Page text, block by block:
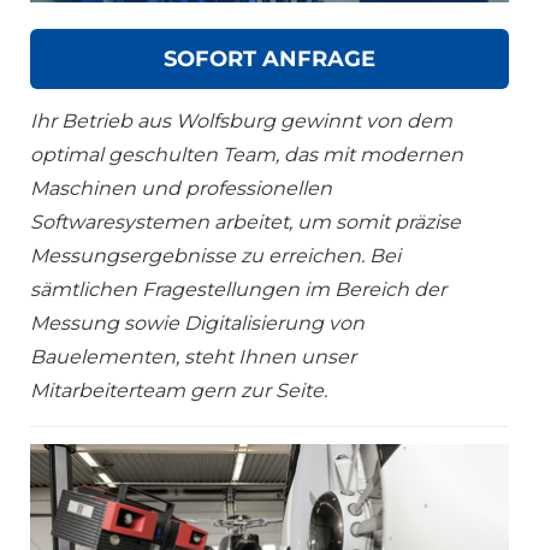
SOFORT ANFRAGE
Ihr Betrieb aus Wolfsburg gewinnt von dem
optimal geschulten Team, das mit modernen
Maschinen und professionellen
Softwaresystemen arbeitet, um somit präzise
Messungsergebnisse zu erreichen. Bei
sämtlichen Fragestellungen im Bereich der
Messung sowie Digitalisierung von
Bauelementen, steht Ihnen unser
Mitarbeiterteam gern zur Seite.